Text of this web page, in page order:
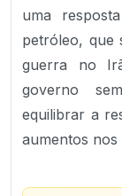
uma
petróleo, que
guerra no
governo
equilibrar a
aumentos nos